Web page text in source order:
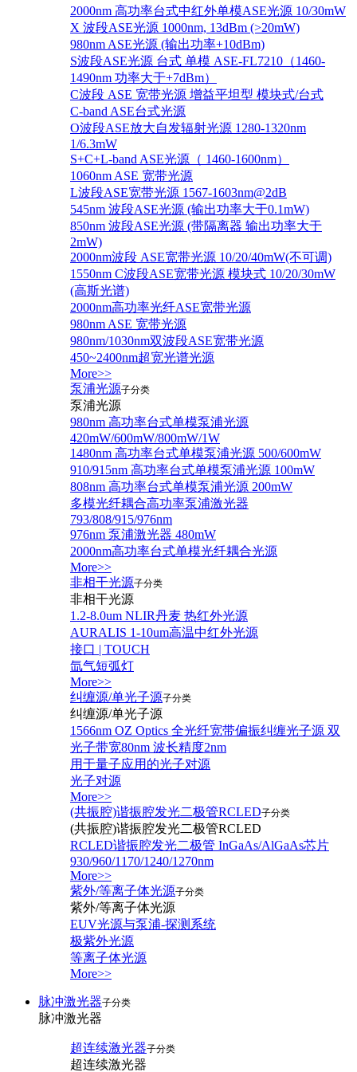
2000nm 高功率台式中红外单模ASE光源 10/30mW
X 波段ASE光源 1000nm, 13dBm (>20mW)
980nm ASE光源 (输出功率+10dBm)
S波段ASE光源 台式 单模 ASE-FL7210（1460-
1490nm 功率大于+7dBm）
C波段 ASE 宽带光源 增益平坦型 模块式/台式
C-band ASE台式光源
O波段ASE放大自发辐射光源 1280-1320nm
1/6.3mW
S+C+L-band ASE光源（ 1460-1600nm）
1060nm ASE 宽带光源
L波段ASE宽带光源 1567-1603nm@2dB
545nm 波段ASE光源 (输出功率大于0.1mW)
850nm 波段ASE光源 (带隔离器 输出功率大于
2mW)
2000nm波段 ASE宽带光源 10/20/40mW(不可调)
1550nm C波段ASE宽带光源 模块式 10/20/30mW
(高斯光谱)
2000nm高功率光纤ASE宽带光源
980nm ASE 宽带光源
980nm/1030nm双波段ASE宽带光源
450~2400nm超宽光谱光源
More>>
泵浦光源子分类
泵浦光源
980nm 高功率台式单模泵浦光源
420mW/600mW/800mW/1W
1480nm 高功率台式单模泵浦光源 500/600mW
910/915nm 高功率台式单模泵浦光源 100mW
808nm 高功率台式单模泵浦光源 200mW
多模光纤耦合高功率泵浦激光器
793/808/915/976nm
976nm 泵浦激光器 480mW
2000nm高功率台式单模光纤耦合光源
More>>
非相干光源子分类
非相干光源
1.2-8.0um NLIR丹麦 热红外光源
AURALIS 1-10um高温中红外光源
接口 | TOUCH
氙气短弧灯
More>>
纠缠源/单光子源子分类
纠缠源/单光子源
1566nm OZ Optics 全光纤宽带偏振纠缠光子源 双
光子带宽80nm 波长精度2nm
用于量子应用的光子对源
光子对源
More>>
(共振腔)谐振腔发光二极管RCLED子分类
(共振腔)谐振腔发光二极管RCLED
RCLED谐振腔发光二极管 InGaAs/AlGaAs芯片
930/960/1170/1240/1270nm
More>>
紫外/等离子体光源子分类
紫外/等离子体光源
EUV光源与泵浦-探测系统
极紫外光源
等离子体光源
More>>
脉冲激光器子分类
脉冲激光器
超连续激光器子分类
超连续激光器